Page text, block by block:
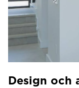
Design och